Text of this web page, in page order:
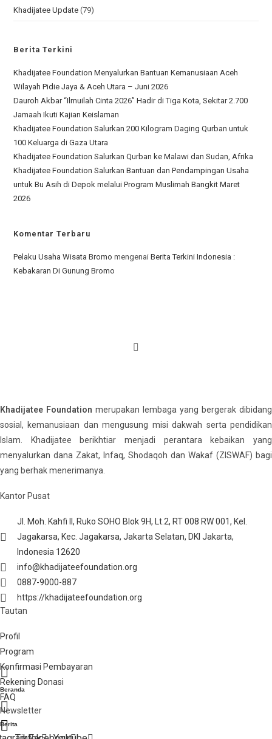
Khadijatee Update (79)
Berita Terkini
Khadijatee Foundation Menyalurkan Bantuan Kemanusiaan Aceh
Wilayah Pidie Jaya & Aceh Utara – Juni 2026
Dauroh Akbar “Ilmuilah Cinta 2026” Hadir di Tiga Kota, Sekitar 2.700
Jamaah Ikuti Kajian Keislaman
Khadijatee Foundation Salurkan 200 Kilogram Daging Qurban untuk
100 Keluarga di Gaza Utara
Khadijatee Foundation Salurkan Qurban ke Malawi dan Sudan, Afrika
Khadijatee Foundation Salurkan Bantuan dan Pendampingan Usaha
untuk Bu Asih di Depok melalui Program Muslimah Bangkit Maret
2026
Komentar Terbaru
Pelaku Usaha Wisata Bromo mengenaiBerita Terkini Indonesia :
Kebakaran Di Gunung Bromo
Khadijatee Foundation merupakan lembaga yang bergerak dibidang
sosial, kemanusiaan dan mengusung misi dakwah serta pendidikan
Islam. Khadijatee berikhtiar menjadi perantara kebaikan yang
menyalurkan dana Zakat, Infaq, Shodaqoh dan Wakaf (ZISWAF) bagi
yang berhak menerimanya.
Kantor Pusat
Jl. Moh. Kahfi II, Ruko SOHO Blok 9H, Lt.2, RT 008 RW 001, Kel.
Jagakarsa, Kec. Jagakarsa, Jakarta Selatan, DKI Jakarta,
Indonesia 12620
info@khadijateefoundation.org
0887-9000-887
https://khadijateefoundation.org
Tautan
Profil
Program
Konfirmasi Pembayaran
Rekening Donasi
FAQ
Newsletter
Beranda
Berita